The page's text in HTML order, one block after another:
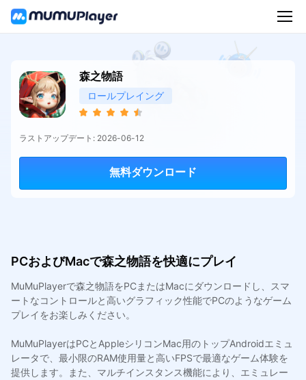
森之物語
ロールプレイング
ラストアップデート: 2026-06-12
無料ダウンロード
PCおよびMacで森之物語を快適にプレイ
MuMuPlayerで森之物語をPCまたはMacにダウンロードし、スマ
ートなコントロールと高いグラフィック性能でPCのようなゲーム
プレイをお楽しみください。
MuMuPlayerはPCとAppleシリコンMac用のトップAndroidエミュ
レータで、最小限のRAM使用量と高いFPSで最適なゲーム体験を
提供します。また、マルチインスタンス機能により、エミュレー